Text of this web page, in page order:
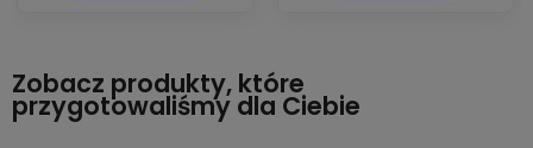
Zobacz produkty, które
przygotowaliśmy dla Ciebie